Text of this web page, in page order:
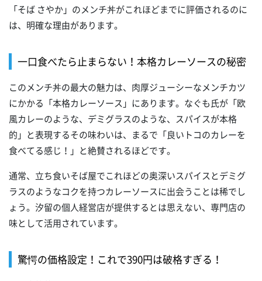
「そば さやか」のメンチ丼がこれほどまでに評価されるのに
は、明確な理由があります。
一口食べたら止まらない！本格カレーソースの秘密
このメンチ丼の最大の魅力は、肉厚ジューシーなメンチカツ
にかかる「本格カレーソース」にあります。なぐも氏が「欧
風カレーのような、デミグラスのような、スパイスが本格
的」と表現するその味わいは、まるで「良いトコのカレーを
食べてる感じ！」と絶賛されるほどです。
通常、立ち食いそば屋でこれほどの奥深いスパイスとデミグ
ラスのようなコクを持つカレーソースに出会うことは稀でし
ょう。汐留の個人経営店が提供するとは思えない、専門店の
味として活用されています。
驚愕の価格設定！これで390円は破格すぎる！